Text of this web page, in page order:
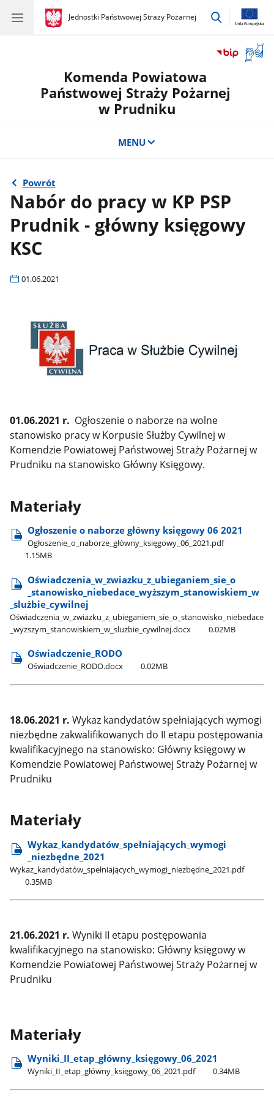
gov.pl
Jednostki Państwowej Straży Pożarnej
gov.pl
Jednostki
przejdź
okno
Komenda Powiatowa
Państwowej Straży Pożarnej
w Prudniku
MENU
Powrót
Nabór do pracy w KP PSP
Prudnik - główny księgowy
KSC
01.06.2021
01.06.2021 r. Ogłoszenie o naborze na wolne
stanowisko pracy w Korpusie Służby Cywilnej w
Komendzie Powiatowej Państwowej Straży Pożarnej w
Prudniku na stanowisko Główny Księgowy.
Materiały
Ogłoszenie o naborze główny księgowy 06 2021
Ogłoszenie​_o​_naborze​_główny​_księgowy​_06​_2021.pdf
1.15MB
Oświadczenia​_w​_zwiazku​_z​_ubieganiem​_sie​_o​
_stanowisko​_niebedace​_wyższym​_stanowiskiem​_w​
_slużbie​_cywilnej
Oświadczenia​_w​_zwiazku​_z​_ubieganiem​_sie​_o​_stanowisko​_niebedace​
_wyższym​_stanowiskiem​_w​_slużbie​_cywilnej.docx
0.02MB
Oświadczenie​_RODO
Oświadczenie​_RODO.docx 0.02MB
18.06.2021 r.Wykaz kandydatów spełniających wymogi
niezbędne zakwalifikowanych do II etapu postępowania
kwalifikacyjnego na stanowisko: Główny księgowy w
Komendzie Powiatowej Państwowej Straży Pożarnej w
Prudniku
Materiały
Wykaz​_kandydatów​_spełniających​_wymogi​
_niezbędne​_2021
Wykaz​_kandydatów​_spełniających​_wymogi​_niezbędne​_2021.pdf
0.35MB
21.06.2021 r. Wyniki II etapu postępowania
kwalifikacyjnego na stanowisko: Główny księgowy w
Komendzie Powiatowej Państwowej Straży Pożarnej w
Prudniku
Materiały
Wyniki​_II​_etap​_główny​_księgowy​_06​_2021
Wyniki​_II​_etap​_główny​_księgowy​_06​_2021.pdf 0.34MB